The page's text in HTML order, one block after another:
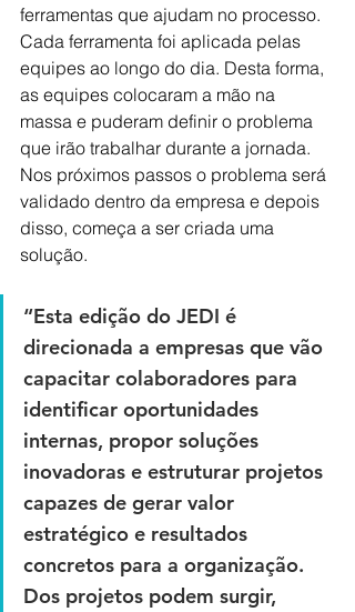
ferramentas que ajudam no processo.
Cada ferramenta foi aplicada pelas
equipes ao longo do dia. Desta forma,
as equipes colocaram a mão na
massa e puderam definir o problema
que irão trabalhar durante a jornada.
Nos próximos passos o problema será
validado dentro da empresa e depois
disso, começa a ser criada uma
solução.
“Esta edição do JEDI é
direcionada a empresas que vão
capacitar colaboradores para
identificar oportunidades
internas, propor soluções
inovadoras e estruturar projetos
capazes de gerar valor
estratégico e resultados
concretos para a organização.
Dos projetos podem surgir,